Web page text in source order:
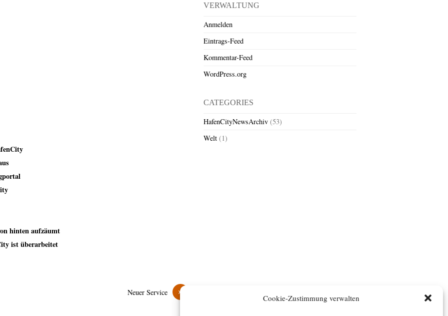
Cookie-Zustimmung verwalten
hinten aufzäumt
ist überarbeitet
»
Neuer Service
VERWALTUNG
Anmelden
Eintrags-Feed
Kommentar-Feed
WordPress.org
CATEGORIES
HafenCityNewsArchiv (53)
Welt (1)